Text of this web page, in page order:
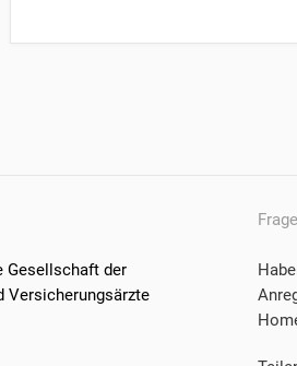
Gesellschaft der
Versicherungsärzte